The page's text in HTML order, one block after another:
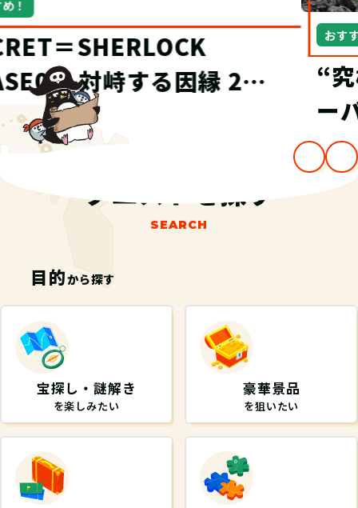
おすすめ！
“究極の宝探し”TECにオブザ
ーバー制度が登場！
クエストを探す
SEARCH
目的から探す
宝探し・謎解き
を楽しみたい
豪華景品
を狙いたい